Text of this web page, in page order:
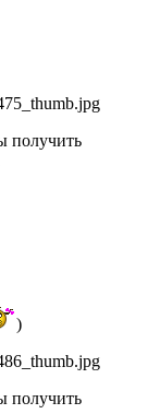
получить
)
получить